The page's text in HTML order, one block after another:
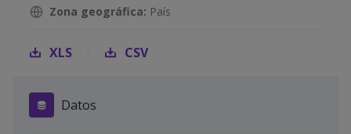
Zona geográfica: País
XLS CSV
Datos